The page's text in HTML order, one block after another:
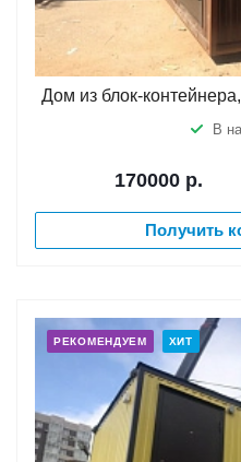
Дом из блок-
В
170000 р.
Получить
РЕКОМЕНДУЕМ ХИТ